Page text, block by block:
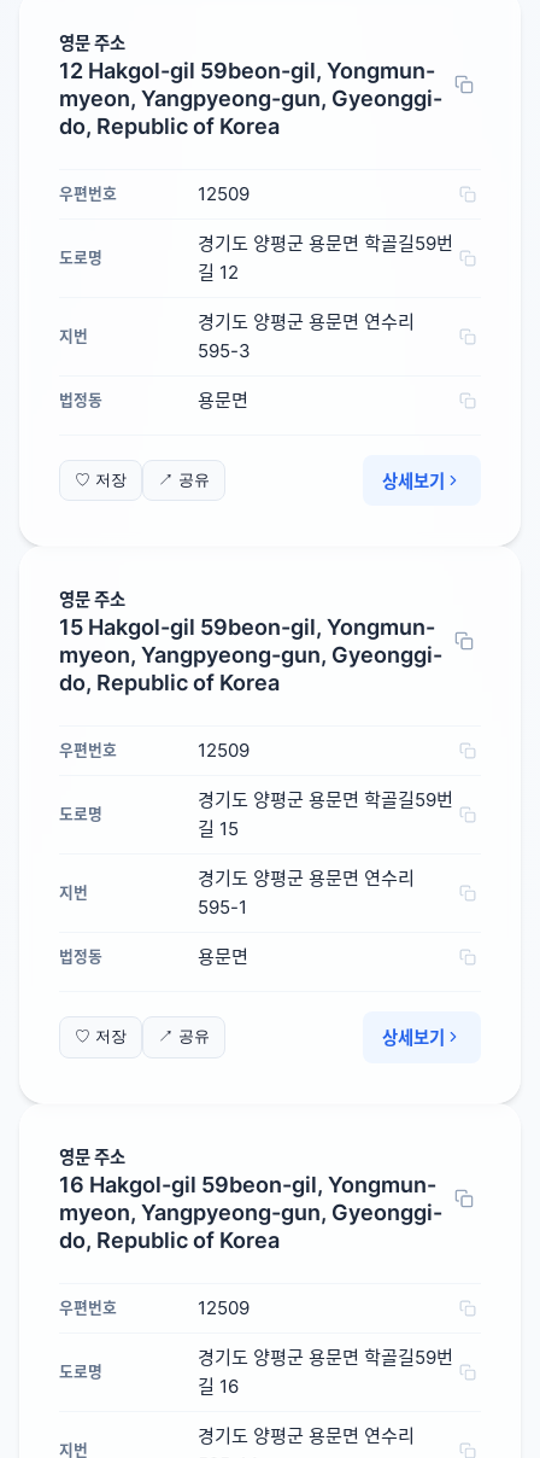
영문 주소
12 Hakgol-gil 59beon-gil, Yongmun-
myeon, Yangpyeong-gun, Gyeonggi-
do, Republic of Korea
우편번호 12509
도로명
경기도 양평군 용문면 학골길59번
길 12
지번
경기도 양평군 용문면 연수리
595-3
법정동 용문면
♡ 저장 ↗ 공유 상세보기
영문 주소
15 Hakgol-gil 59beon-gil, Yongmun-
myeon, Yangpyeong-gun, Gyeonggi-
do, Republic of Korea
우편번호 12509
도로명
경기도 양평군 용문면 학골길59번
길 15
지번
경기도 양평군 용문면 연수리
595-1
법정동 용문면
♡ 저장 ↗ 공유 상세보기
영문 주소
16 Hakgol-gil 59beon-gil, Yongmun-
myeon, Yangpyeong-gun, Gyeonggi-
do, Republic of Korea
우편번호 12509
도로명
경기도 양평군 용문면 학골길59번
길 16
지번
경기도 양평군 용문면 연수리